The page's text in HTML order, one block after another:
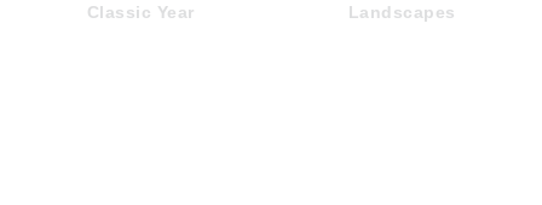
Classic Year Landscapes